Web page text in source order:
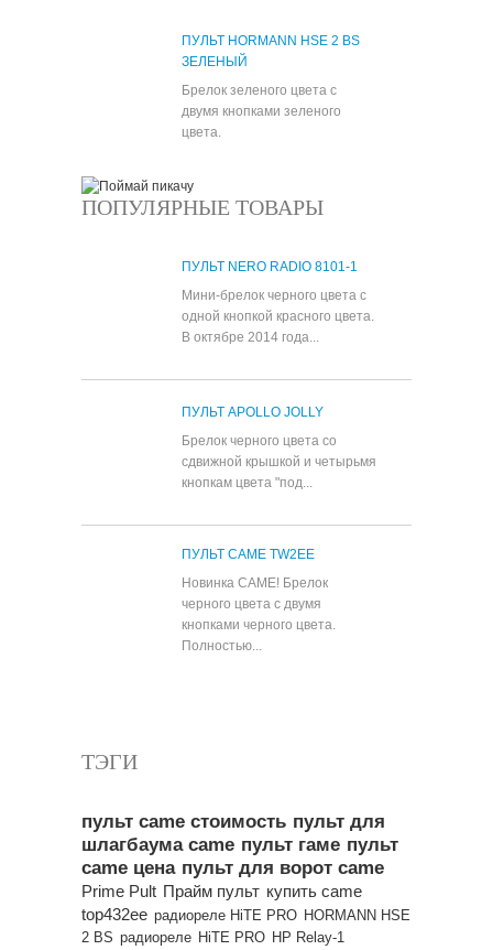
ПУЛЬТ HORMANN HSE 2 BS
ЗЕЛЕНЫЙ
Брелок зеленого цвета с
двумя кнопками зеленого
цвета.
ПОПУЛЯРНЫЕ ТОВАРЫ
ПУЛЬТ NERO RADIO 8101-1
Мини-брелок черного цвета с
одной кнопкой красного цвета.
В октябре 2014 года...
ПУЛЬТ APOLLO JOLLY
Брелок черного цвета со
сдвижной крышкой и четырьмя
кнопкам цвета "под...
ПУЛЬТ CAME TW2EE
Новинка CAME! Брелок
черного цвета с двумя
кнопками черного цвета.
Полностью...
ТЭГИ
пульт came стоимость пульт для
шлагбаума came пульт гаме пульт
came цена пульт для ворот came
Prime Pult Прайм пульт купить came
top432ee радиореле HiTE PRO HORMANN HSE
2 BS радиореле HiTE PRO HP Relay-1